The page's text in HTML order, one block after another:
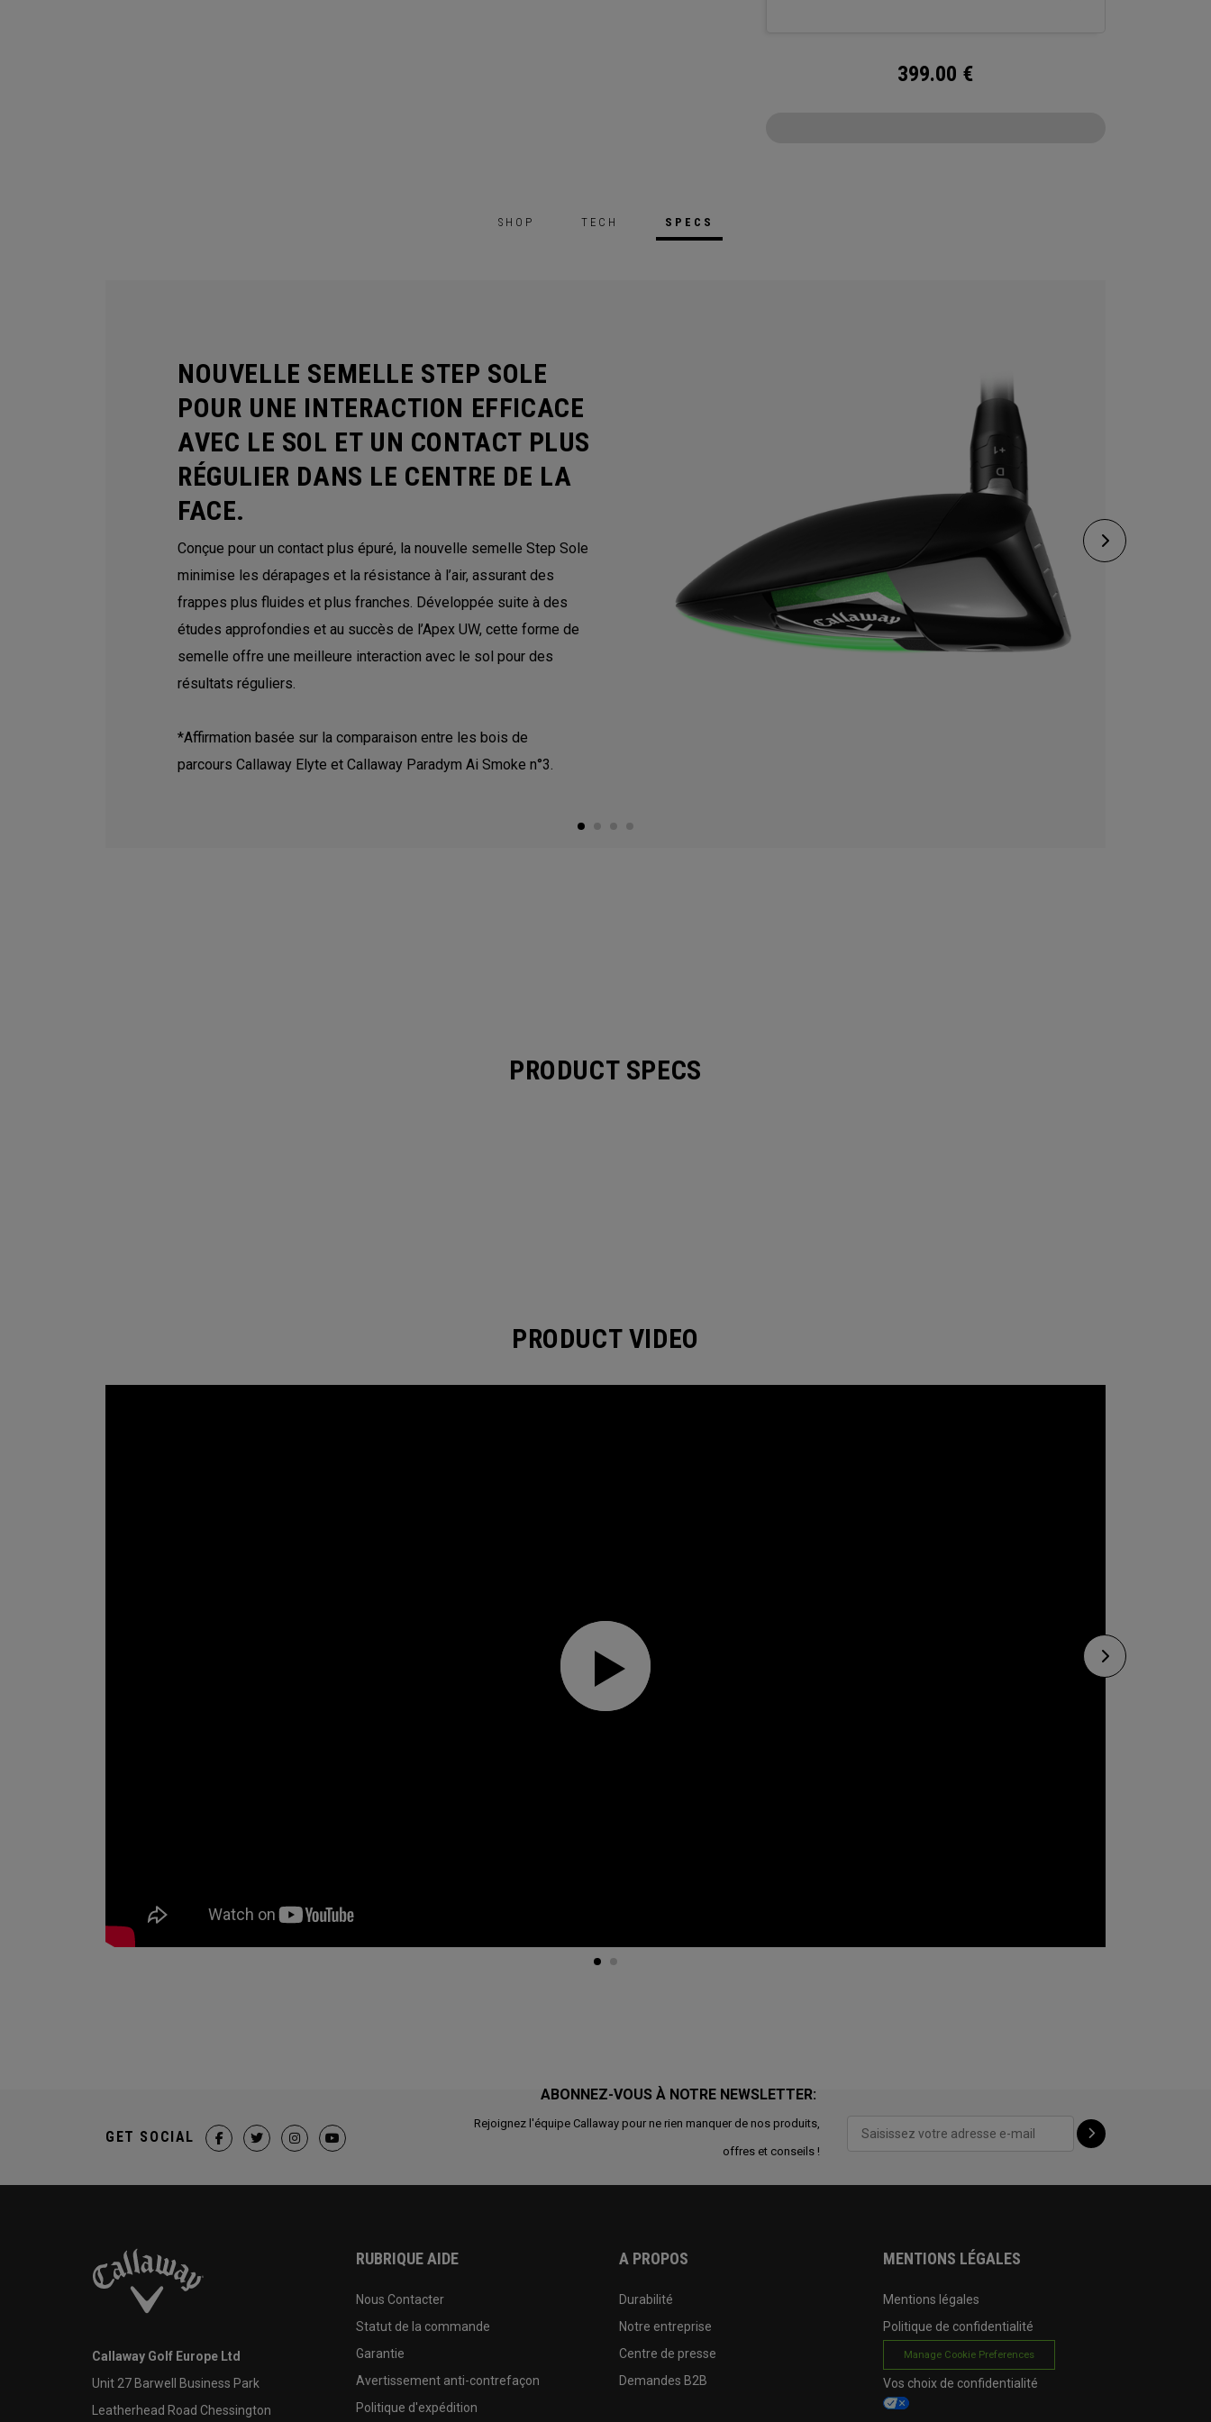
399.00 €
SHOP TECH SPECS
NOUVELLE SEMELLE STEP SOLE
POUR UNE INTERACTION EFFICACE
AVEC LE SOL ET UN CONTACT PLUS
RÉGULIER DANS LE CENTRE DE LA
FACE.
Conçue pour un contact plus épuré, la nouvelle semelle Step Sole
minimise les dérapages et la résistance à l’air, assurant des
frappes plus fluides et plus franches. Développée suite à des
études approfondies et au succès de l’Apex UW, cette forme de
semelle offre une meilleure interaction avec le sol pour des
résultats réguliers.
*Affirmation basée sur la comparaison entre les bois de
parcours Callaway Elyte et Callaway Paradym Ai Smoke n°3.
PRODUCT SPECS
PRODUCT VIDEO
ABONNEZ-VOUS À NOTRE NEWSLETTER:
Rejoignez l'équipe Callaway pour ne rien manquer de nos produits,
offres et conseils !
GET SOCIAL
Callaway Golf Europe Ltd
Unit 27 Barwell Business Park
Leatherhead Road Chessington
RUBRIQUE AIDE
Nous Contacter
Statut de la commande
Garantie
Avertissement anti-contrefaçon
Politique d'expédition
A PROPOS
Durabilité
Notre entreprise
Centre de presse
Demandes B2B
MENTIONS LÉGALES
Mentions légales
Politique de confidentialité
Manage Cookie Preferences
Vos choix de confidentialité